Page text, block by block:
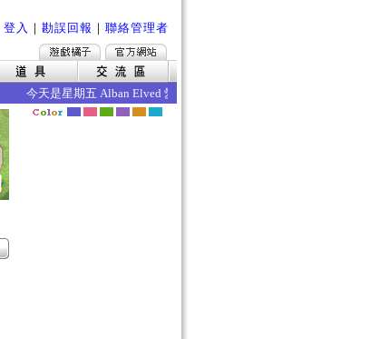
登入 ｜ 勘誤回報 ｜ 聯絡管理者
今天是星期五 Alban Elved 愛爾琳秋收 今日的效果如下 ‧死亡